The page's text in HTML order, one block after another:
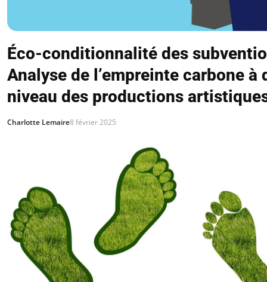
Éco-conditionnalité des
Analyse de l’empreinte carbone à
niveau des productions
Charlotte Lemaire8 février 2025